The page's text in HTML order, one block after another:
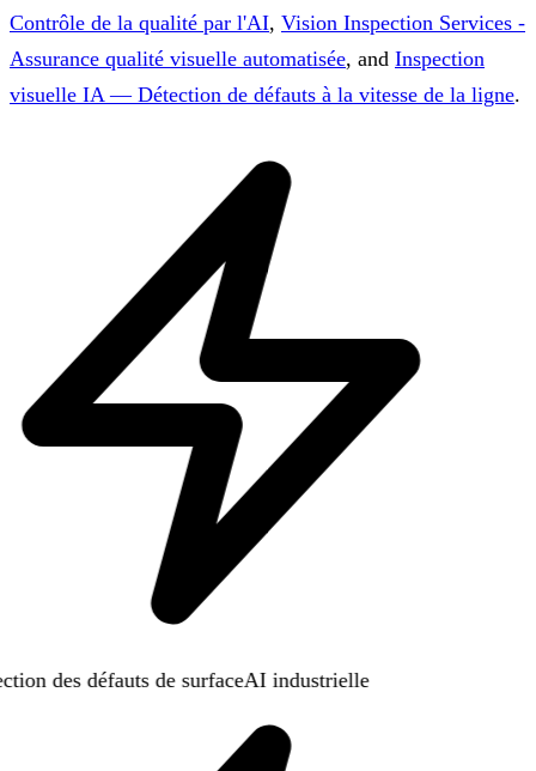
Contrôle de la qualité par l'AI, Vision Inspection Services -
Assurance qualité visuelle automatisée, and Inspection
visuelle IA — Détection de défauts à la vitesse de la ligne.
des défauts de surfaceAI industrielle